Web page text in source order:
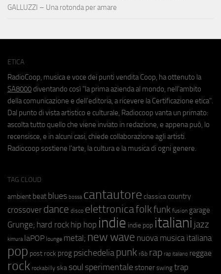
GALLUZZI – Una rotonda per amare
ETICA
RadioCoop, musica e voce dei punti vendita Coop, ha ottenuto la
SA8000 diventando così "la prima azienda al mondo, nell'ambito
della comunicazione e dell'editoria, a ricevere la Certificazione etica".
Dal punto di vista artistico e culturale, Radiocoop vanta un primato:
ascolta tutto quello che viene inviato in redazione, e appena può, lo
recensisce, e in alcuni casi, chiede collaborazione agli artisti.
Radiocoop sostiene l'arte, la cultura e la musica di ogni genere.
TAG CLOUD
ambient beat blues bossa cantautore classica country
crossover dance disco elettronicafolkfunk fusion garage
Grunge; hard rock hip hop indie indie pop italiani jazz
kimura laPOP lounge metal; new wave nuova musica italiana
pop post rock prog psichedeliapunk r&b rap rap italiano reggae
rock rockabilly ska soul sperimentale stoner swing trap